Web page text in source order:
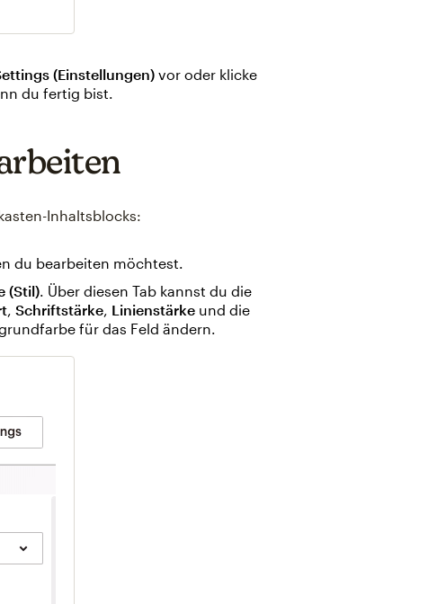
(Einstellungen) vor oder klicke
du fertig bist.
Inhaltsblocks:
du bearbeiten möchtest.
(Stil) . Über diesen Tab kannst du die
,Schriftstärke Linienstärke und die
für das Feld ändern.